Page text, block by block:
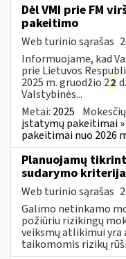
Dėl VMI prie FM
pakeitimo
Web turinio sąrašas
Informuojame, kad
prie Lietuvos
2025 m. gruodžio 22
Valstybinės...
Metai: 2025
įstatymų pakeitimai
pakeitimai nuo 2026
Planuojamų
sudarymo
Web turinio sąrašas
Galimo netinkamo
požiūriu rizikingų
veiksmų atlikimui yra
taikomomis rizikų